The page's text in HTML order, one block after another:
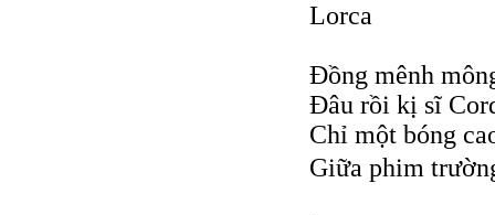
Lorca
Đồng mênh
Đâu rồi kị sĩ
Chỉ một bóng
Giữa phim